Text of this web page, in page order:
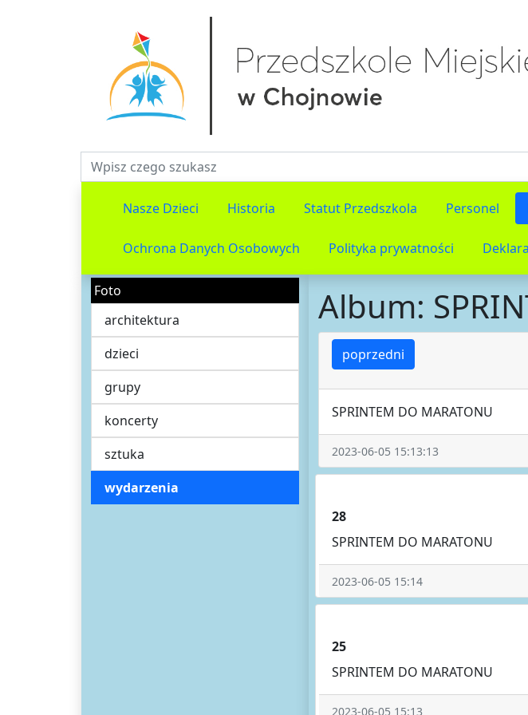
Fraza do wyszukiwania
Nasze Dzieci Historia Statut Przedszkola Personel
Ochrona Danych Osobowych Polityka prywatności
Foto
architektura
dzieci
grupy
koncerty
sztuka
wydarzenia
Album:
poprzedni
SPRINTEM DO MARATONU
2023-06-05 15:13:13
28
SPRINTEM DO MARATONU
2023-06-05 15:14
25
SPRINTEM DO MARATONU
2023-06-05 15:13